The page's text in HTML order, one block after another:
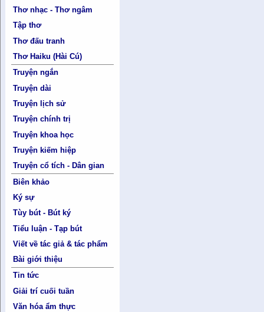
Thơ nhạc - Thơ ngâm
Tập thơ
Thơ đấu tranh
Thơ Haiku (Hài Cú)
Truyện ngắn
Truyện dài
Truyện lịch sử
Truyện chính trị
Truyện khoa học
Truyện kiếm hiệp
Truyện cổ tích - Dân gian
Biên khảo
Ký sự
Tùy bút - Bút ký
Tiểu luận - Tạp bút
Viết về tác giả & tác phẩm
Bài giới thiệu
Tin tức
Giải trí cuối tuần
Văn hóa ẩm thực